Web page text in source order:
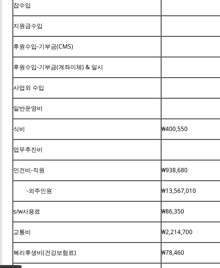
잡수입
지원금수입
후원수입-기부금(CMS)
후원수입-기부금(계좌이체) & 일시
사업외 수입
일반운영비
식비 ₩400,550
업무추진비
인건비-직원 ₩938,680
-외주인원 ₩13,567,010
s/w사용료 ₩86,350
교통비 ₩2,214,700
복리후생비(건강보험료) ₩78,460